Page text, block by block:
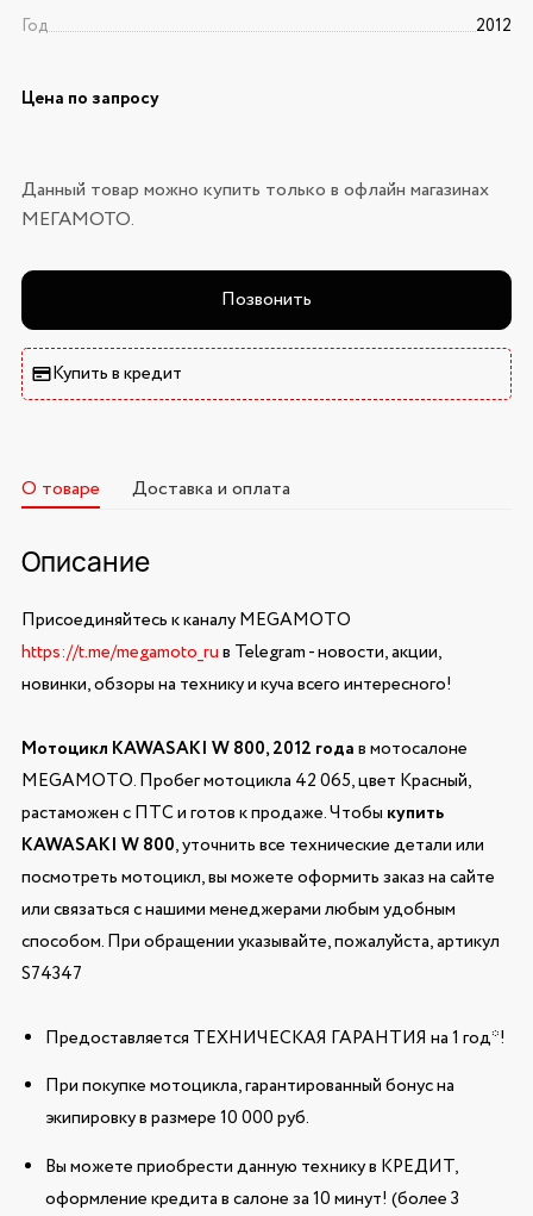
Год
2012
Цена по запросу
Данный товар можно купить только в офлайн магазинах
МЕГАМОТО.
Позвонить
Купить в кредит
О товаре Доставка и оплата
Описание
Присоединяйтесь к каналу MEGAMOTO
https://t.me/megamoto_ruв Telegram - новости, акции,
новинки, обзоры на технику и куча всего интересного!
Мотоцикл KAWASAKI W 800, 2012 годав мотосалоне
MEGAMOTO. Пробег мотоцикла 42 065, цвет Красный,
растаможен с ПТС и готов к продаже. Чтобы купить
KAWASAKI W 800, уточнить все технические детали или
посмотреть мотоцикл, вы можете оформить заказ на сайте
или связаться с нашими менеджерами любым удобным
способом. При обращении указывайте, пожалуйста, артикул
S74347
Предоставляется ТЕХНИЧЕСКАЯ ГАРАНТИЯ на 1 год*!
При покупке мотоцикла, гарантированный бонус на
экипировку в размере 10 000 руб.
Вы можете приобрести данную технику в КРЕДИТ,
оформление кредита в салоне за 10 минут! (более 3